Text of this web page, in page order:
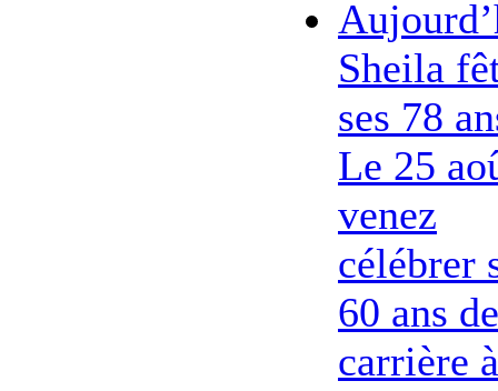
Sheila
ses 78
Le 25
venez
célébrer
60 ans de
carrière à